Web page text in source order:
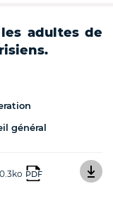
adultes de
général
PDF